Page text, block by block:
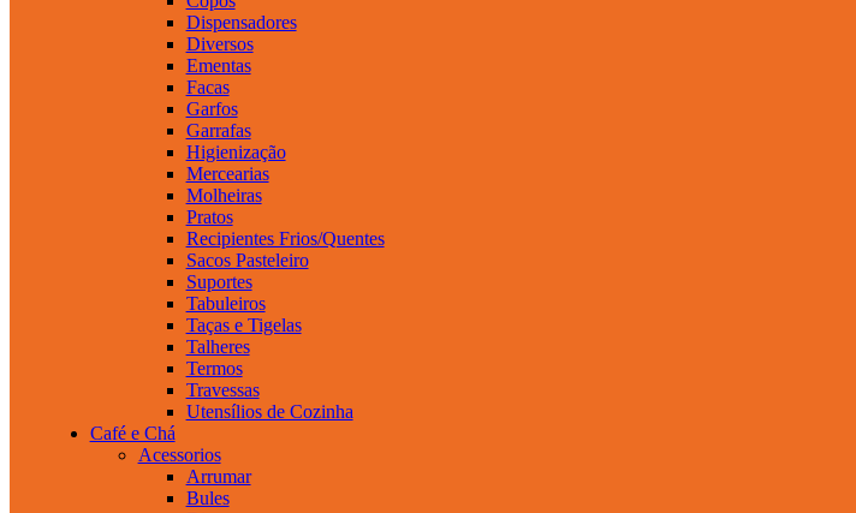
Dispensadores
Diversos
Ementas
Facas
Garfos
Garrafas
Higienização
Mercearias
Molheiras
Pratos
Recipientes Frios/Quentes
Sacos Pasteleiro
Suportes
Tabuleiros
Taças e Tigelas
Talheres
Termos
Travessas
Utensílios de Cozinha
Café e Chá
Acessorios
Arrumar
Bules